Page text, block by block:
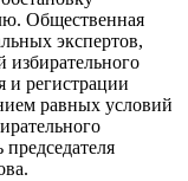
Общественная
экспертов,
избирательного
и регистрации
равных условий